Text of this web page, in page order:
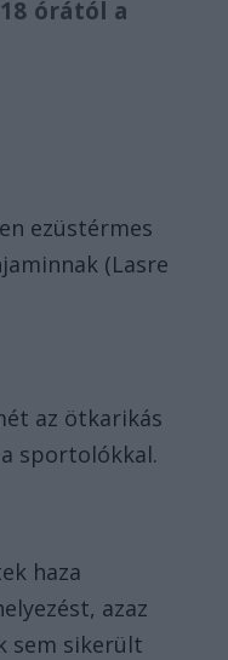
órától a
ezüstérmes
(Lasre
az ötkarikás
sportolókkal.
haza
azaz
sem sikerült